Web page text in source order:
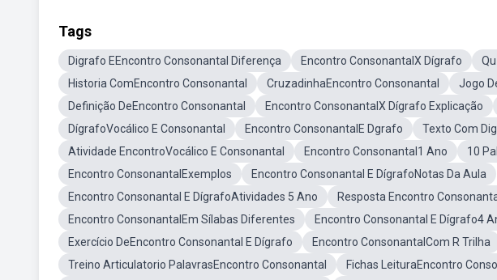
Tags
Digrafo EEncontro Consonantal Diferença Encontro ConsonantalX Dígrafo
Historia ComEncontro Consonantal
CruzadinhaEncontro Consonantal
Jogo
Definição DeEncontro Consonantal
Encontro ConsonantalX Dígrafo Explicação
DígrafoVocálico E Consonantal
Encontro ConsonantalE Dgrafo
Texto Com
Atividade EncontroVocálico E Consonantal
Encontro Consonantal1 Ano
10
Encontro ConsonantalExemplos
Encontro Consonantal E DígrafoNotas Da Aula
Encontro Consonantal E DígrafoAtividades 5 Ano
Resposta Encontro
Encontro ConsonantalEm Sílabas Diferentes
Encontro Consonantal E Dígrafo4
Exercício DeEncontro Consonantal E Dígrafo
Encontro ConsonantalCom R Trilha
Treino Articulatorio PalavrasEncontro Consonantal
Fichas LeituraEncontro